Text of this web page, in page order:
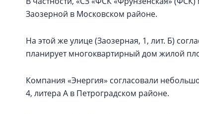
Заозерной в Московском районе.
На этой же улице (Заозерная, 1, лит. Б)
планирует многоквартирный дом жилой
Компания «Энергия» согласовали
4, литера А в Петроградском районе.